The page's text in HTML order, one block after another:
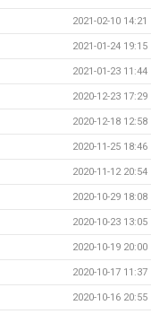
2021-02-10 14:21
2021-01-24 19:15
2021-01-23 11:44
2020-12-23 17:29
2020-12-18 12:58
2020-11-25 18:46
2020-11-12 20:54
2020-10-29 18:08
2020-10-23 13:05
2020-10-19 20:00
2020-10-17 11:37
2020-10-16 20:55